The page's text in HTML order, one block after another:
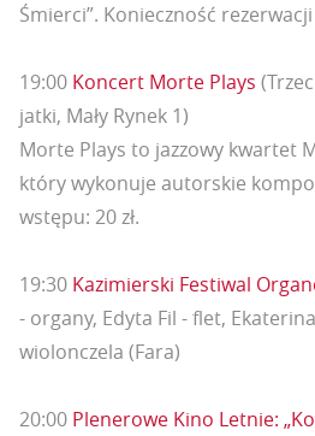
Śmierci”. Konieczność
19:00 Koncert Morte Plays
jatki, Mały Rynek 1)
Morte Plays to jazzowy kwartet
który wykonuje autorskie
wstępu: 20 zł.
19:30 Kazimierski Festiwal
- organy, Edyta Fil - flet,
wiolonczela (Fara)
20:00 Plenerowe Kino Letnie: